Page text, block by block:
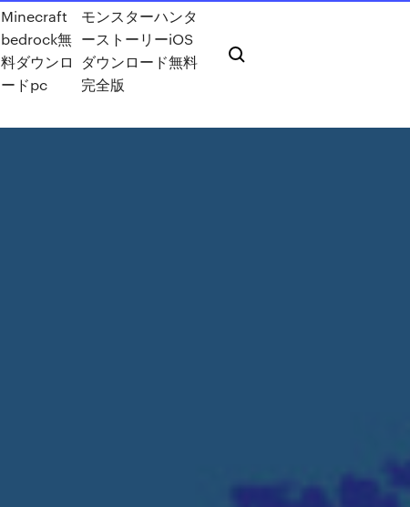
Minecraft
bedrock無
料ダウンロ
ードpc
モンスターハンタ
ーストーリーiOS
ダウンロード無料
完全版